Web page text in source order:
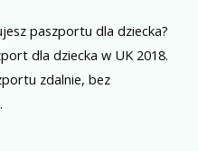
paszportu dla dziecka?
dla dziecka w UK 2018.
zdalnie, bez